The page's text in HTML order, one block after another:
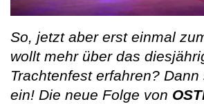
So, jetzt aber erst einmal
wollt mehr über das
Trachtenfest erfahren?
ein! Die neue Folge von